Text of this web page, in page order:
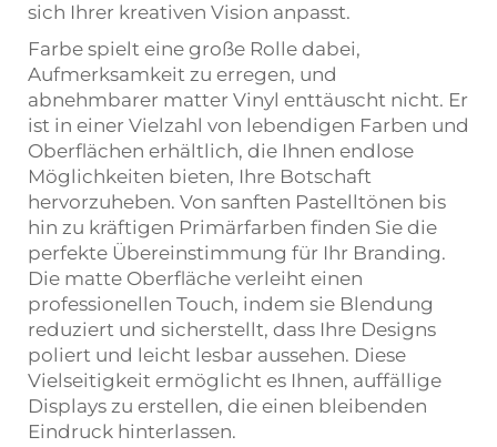
sich Ihrer kreativen Vision anpasst.
Farbe spielt eine große Rolle dabei,
Aufmerksamkeit zu erregen, und
abnehmbarer matter Vinyl enttäuscht nicht. Er
ist in einer Vielzahl von lebendigen Farben und
Oberflächen erhältlich, die Ihnen endlose
Möglichkeiten bieten, Ihre Botschaft
hervorzuheben. Von sanften Pastelltönen bis
hin zu kräftigen Primärfarben finden Sie die
perfekte Übereinstimmung für Ihr Branding.
Die matte Oberfläche verleiht einen
professionellen Touch, indem sie Blendung
reduziert und sicherstellt, dass Ihre Designs
poliert und leicht lesbar aussehen. Diese
Vielseitigkeit ermöglicht es Ihnen, auffällige
Displays zu erstellen, die einen bleibenden
Eindruck hinterlassen.